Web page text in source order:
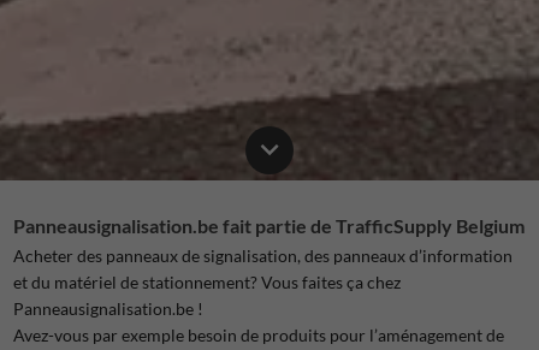
Panneausignalisation.be fait partie de TrafficSupply Belgium
Acheter des panneaux de signalisation, des panneaux d’information
et du matériel de stationnement? Vous faites ça chez
Panneausignalisation.be !
Avez-vous par exemple besoin de produits pour l’aménagement de